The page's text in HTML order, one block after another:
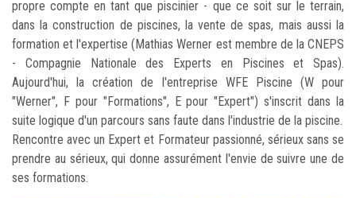
propre compte en tant que piscinier - que ce soit sur le terrain,
dans la construction de piscines, la vente de spas, mais aussi la
formation et l'expertise (Mathias Werner est membre de la CNEPS
- Compagnie Nationale des Experts en Piscines et Spas).
Aujourd'hui, la création de l'entreprise WFE Piscine (W pour
"Werner", F pour "Formations", E pour "Expert") s'inscrit dans la
suite logique d'un parcours sans faute dans l'industrie de la piscine.
Rencontre avec un Expert et Formateur passionné, sérieux sans se
prendre au sérieux, qui donne assurément l'envie de suivre une de
ses formations.